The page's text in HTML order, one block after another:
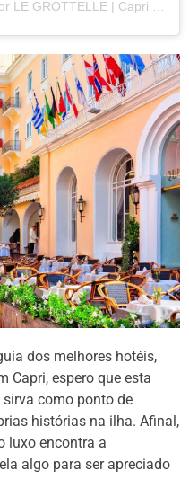
dos melhores hotéis,
Capri, espero que esta
como ponto de
histórias na ilha. Afinal,
luxo encontra a
algo para ser apreciado